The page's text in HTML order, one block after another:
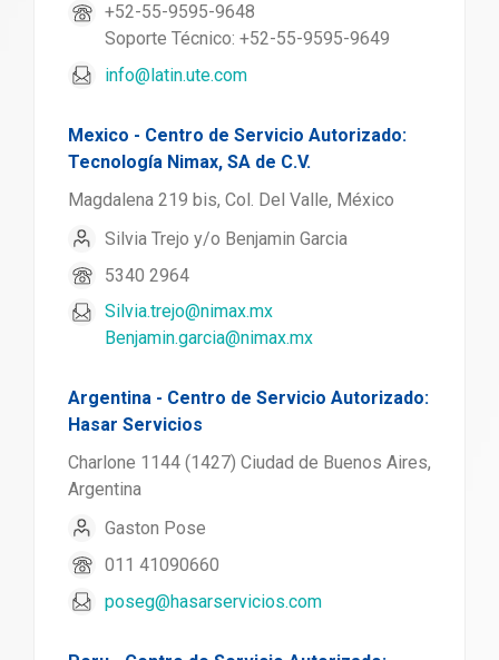
+52-55-9595-9648
Soporte Técnico: +52-55-9595-9649
info@latin.ute.com
Mexico - Centro de Servicio Autorizado:
Tecnología Nimax, SA de C.V.
Magdalena 219 bis, Col. Del Valle, México
Silvia Trejo y/o Benjamin Garcia
5340 2964
Silvia.trejo@nimax.mx
Benjamin.garcia@nimax.mx
Argentina - Centro de Servicio Autorizado:
Hasar Servicios
Charlone 1144 (1427) Ciudad de Buenos Aires,
Argentina
Gaston Pose
011 41090660
poseg@hasarservicios.com